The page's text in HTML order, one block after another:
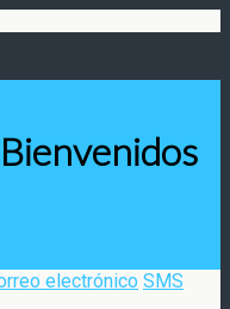
electrónico SMS